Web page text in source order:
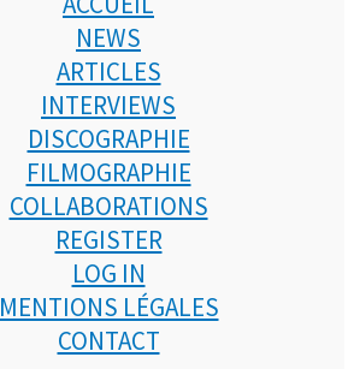
NEWS
ARTICLES
INTERVIEWS
DISCOGRAPHIE
FILMOGRAPHIE
COLLABORATIONS
REGISTER
LOG IN
MENTIONS LÉGALES
CONTACT